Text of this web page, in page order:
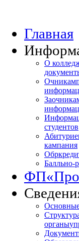
Главная
О
Очникам
студентов
кампания
Балльно-
ФП
органы